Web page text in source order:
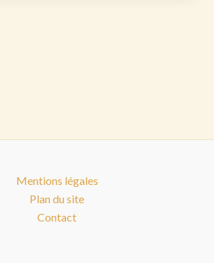
Mentions légales
Plan du site
Contact